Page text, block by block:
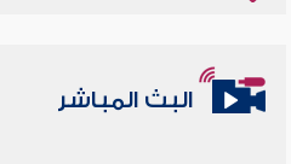
البث المباشر